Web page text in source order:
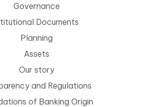
Governance
Documents
Planning
Assets
Our story
and Regulations
of Banking Origin